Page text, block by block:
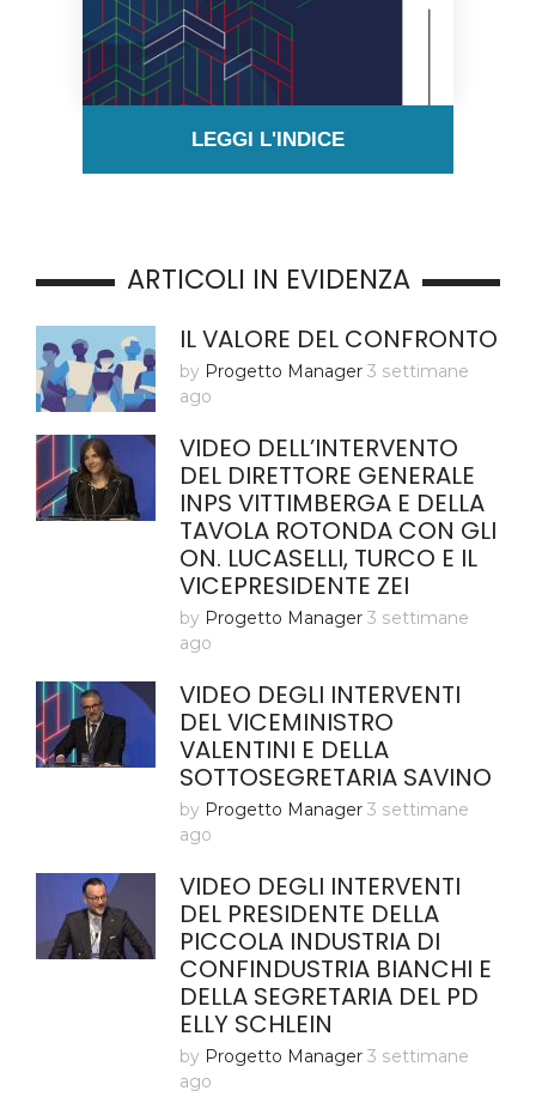
LEGGI L'INDICE
ARTICOLI IN EVIDENZA
IL VALORE DEL CONFRONTO
by Progetto Manager 3 settimane
ago
VIDEO DELL’INTERVENTO
DEL DIRETTORE GENERALE
INPS VITTIMBERGA E DELLA
TAVOLA ROTONDA CON GLI
ON. LUCASELLI, TURCO E IL
VICEPRESIDENTE ZEI
by Progetto Manager 3 settimane
ago
VIDEO DEGLI INTERVENTI
DEL VICEMINISTRO
VALENTINI E DELLA
SOTTOSEGRETARIA SAVINO
by Progetto Manager 3 settimane
ago
VIDEO DEGLI INTERVENTI
DEL PRESIDENTE DELLA
PICCOLA INDUSTRIA DI
CONFINDUSTRIA BIANCHI E
DELLA SEGRETARIA DEL PD
ELLY SCHLEIN
by Progetto Manager 3 settimane
ago